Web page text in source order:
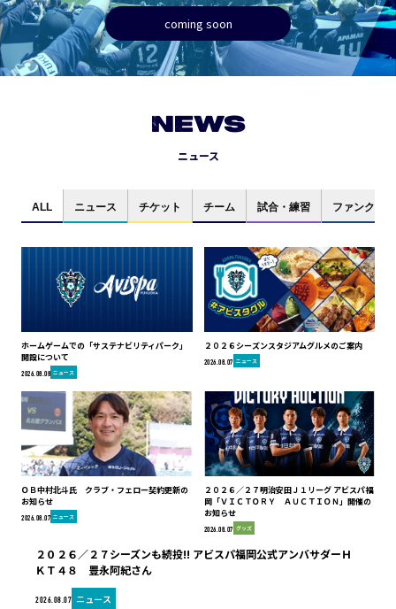
coming soon
NEWS
ニュース
ALL ニュース チケット チーム 試合・練習 ファンクラブ
ホームゲームでの「サステナビリティパーク」
開設について
2026.08.08 ニュース
２０２６シーズンスタジアムグルメのご案内
2026.08.07 ニュース
ＯＢ中村北斗氏 クラブ・フェロー契約更新の
お知らせ
2026.08.07 ニュース
２０２６／２７明治安田Ｊ１リーグ アビスパ福
岡「ＶＩＣＴＯＲＹ ＡＵＣＴＩＯＮ」開催の
お知らせ
2026.08.07 グッズ
2026.08.07 ニュース
２０２６／２７シーズンも続投!! アビスパ福岡公式アンバサダーＨ
ＫＴ４８ 豊永阿紀さん